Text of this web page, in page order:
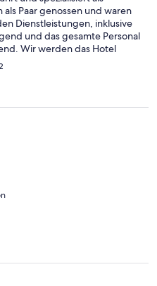
Paar genossen und waren
Dienstleistungen, inklusive
und das gesamte Personal
Wir werden das Hotel